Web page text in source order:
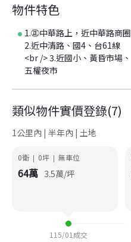
物件特色
1.㊣中華路上，近中華路商圈
2.近中清路、國4、台61線
<br /> 3.近國小、黃昏市場、
五權夜市
類似物件實價登錄(7)
1公里內 | 半年內 | 土地
0衛 | 0坪 | 無車位
64萬 3.5萬/坪
115/01 成交